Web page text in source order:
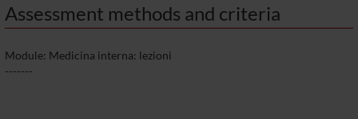
Assessment methods and criteria
Module: Medicina interna: lezioni
-------